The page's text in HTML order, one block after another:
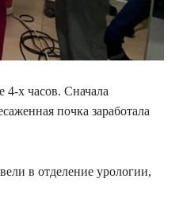
4-х часов. Сначала
почка заработала
в отделение урологии,